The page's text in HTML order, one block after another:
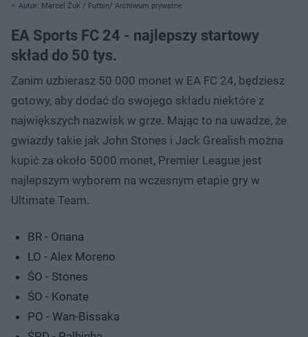
Autor: Marcel Żuk / Futbin/ Archiwum prywatne
EA Sports FC 24 - najlepszy startowy
skład do 50 tys.
Zanim uzbierasz 50 000 monet w EA FC 24, będziesz
gotowy, aby dodać do swojego składu niektóre z
największych nazwisk w grze. Mając to na uwadze, że
gwiazdy takie jak John Stones i Jack Grealish można
kupić za około 5000 monet, Premier League jest
najlepszym wyborem na wczesnym etapie gry w
Ultimate Team.
BR - Onana
LO - Alex Moreno
ŚO - Stones
ŚO - Konate
PO - Wan-Bissaka